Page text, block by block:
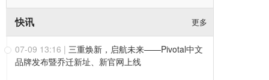
快讯 更多
07-09 13:16 | 三重焕新，启航未来——Pivotal中文
品牌发布暨乔迁新址、新官网上线